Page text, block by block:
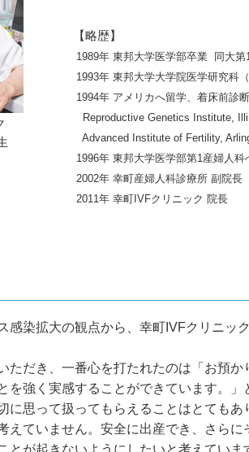
【略歴】
1989年 東邦大学医学部卒業 同大第
1993年 東邦大学大学院医学研究科
1994年 アメリカへ留学、着床前診
Reproductive Genetics Institute,
Advanced Institute of Fertility,
1996年 東邦大学医学部第1産婦人科
2002年 幸町産婦人科診療所 副院長
2011年 幸町IVFクリニック 院長
感染拡大の観点から、幸町IVFクリニッ
ただき、一番心を打たれたのは「お預
を強く実感することができています。」
に思って扱ってもらえることはとてもあ
えていません。安全に出産でき、さら
とが起きないようにしたいと考えてい